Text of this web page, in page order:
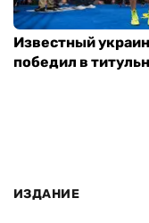
Известный
победил в
ИЗДАНИЕ